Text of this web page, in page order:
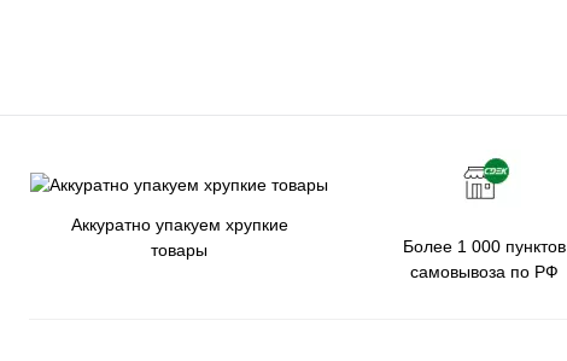
Аккуратно упакуем хрупкие
товары
Более 1 000 пунктов
самовывоза по РФ